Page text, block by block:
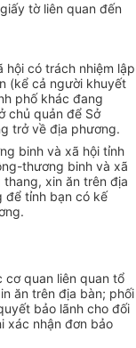
tờ liên quan đến
hội có trách nhiệm lập
(kể cả người khuyết
phố khác đang
chủ quản để Sở
trở về địa phương.
binh và xã hội tỉnh
thương binh và xã
xin ăn trên địa
để tỉnh bạn có kế
cơ quan liên quan tổ
ăn trên địa bàn; phối
bảo lãnh cho đối
xác nhận đơn bảo